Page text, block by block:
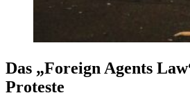
Das „Foreign Agents
Proteste